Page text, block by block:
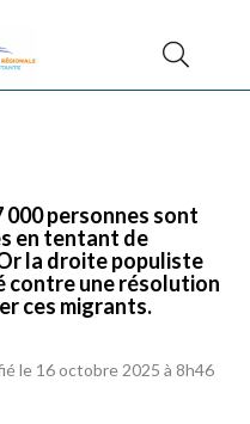
000 personnes sont
en tentant de
la droite populiste
contre une résolution
ces migrants.
le 16 octobre 2025 à 8h46